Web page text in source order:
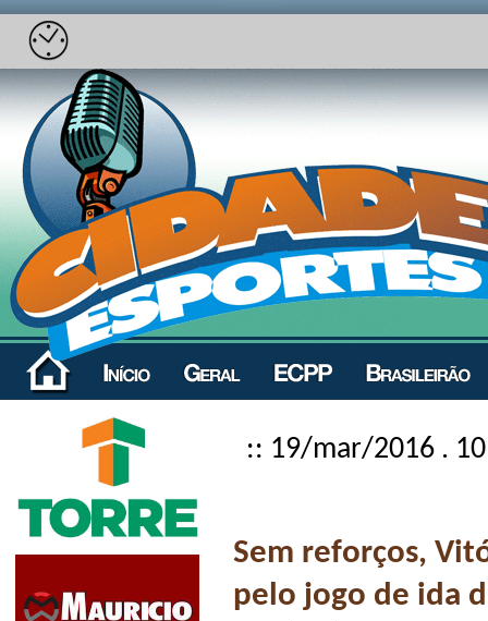
:: 19/mar/2016 .
Sem reforços,
pelo jogo de ida